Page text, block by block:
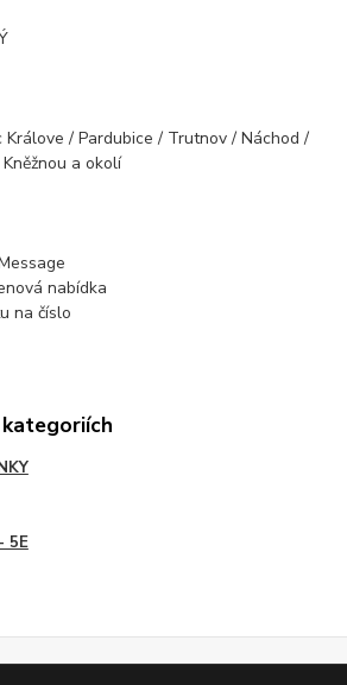
Králove / Pardubice / Trutnov / Náchod /
a okolí
nabídka
na číslo
5E